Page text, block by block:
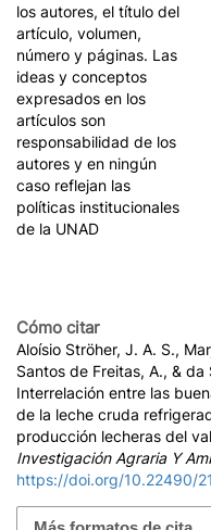
los autores, el título del
artículo, volumen,
número y páginas. Las
ideas y conceptos
expresados en los
artículos son
responsabilidad de los
autores y en ningún
caso reflejan las
políticas institucionales
de la UNAD
Cómo citar
Aloísio Ströher, J. A. S.,
Santos de Freitas, A., &
Interrelación entre las
de la leche cruda
producción lecheras del
Investigación Agraria Y
https://doi.org/10.22490/